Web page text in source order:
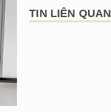
TIN LIÊN QUAN